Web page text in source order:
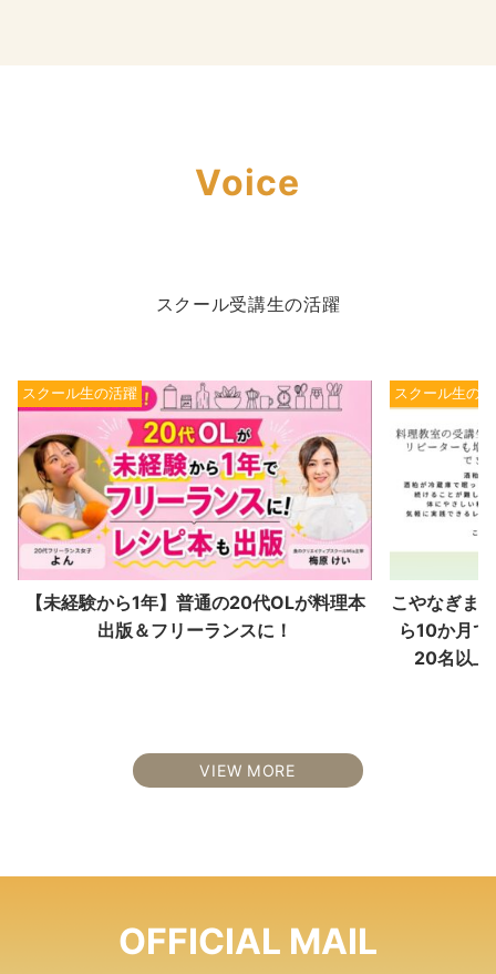
Voice
スクール受講生の活躍
スクール生の活躍
【未経験から1年】普通の20代OLが料理本
出版＆フリーランスに！
スクール生の
こやなぎま
ら10か月
20名以上
VIEW MORE
OFFICIAL MAIL